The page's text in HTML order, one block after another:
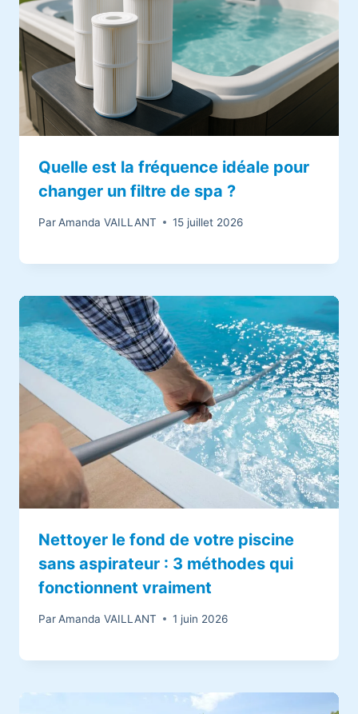
Quelle est la fréquence idéale pour
changer un filtre de spa ?
Par Amanda VAILLANT 15 juillet 2026
Nettoyer le fond de votre piscine
sans aspirateur : 3 méthodes qui
fonctionnent vraiment
Par Amanda VAILLANT 1 juin 2026